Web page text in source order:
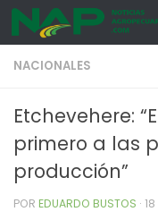
Skip to content
NACIONALES
Etchevehere:
primero a las
producción”
POR EDUARDO BUSTOS · 18